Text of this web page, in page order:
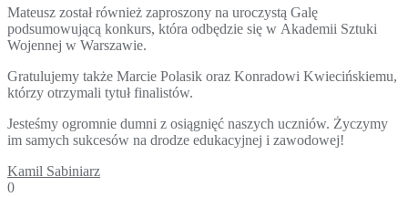
Mateusz został również zaproszony na uroczystą Galę
podsumowującą konkurs, która odbędzie się w Akademii Sztuki
Wojennej w Warszawie.
Gratulujemy także Marcie Polasik oraz Konradowi Kwiecińskiemu,
którzy otrzymali tytuł finalistów.
Jesteśmy ogromnie dumni z osiągnięć naszych uczniów. Życzymy
im samych sukcesów na drodze edukacyjnej i zawodowej!
Kamil Sabiniarz
0